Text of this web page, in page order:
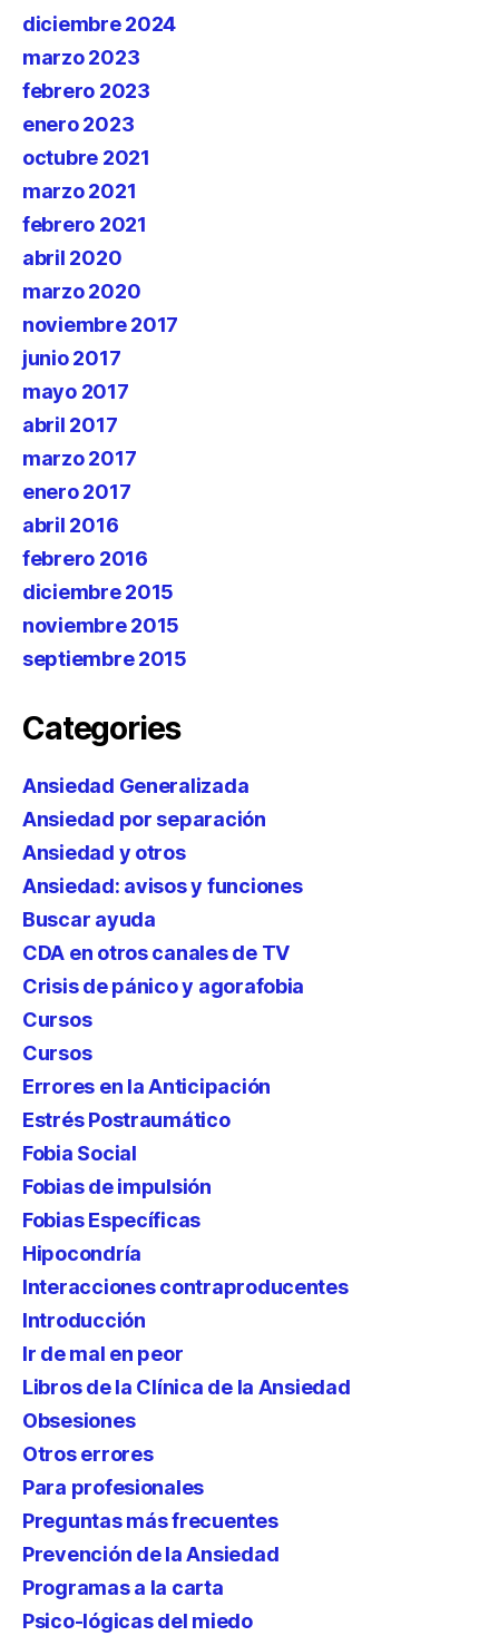
diciembre 2024
marzo 2023
febrero 2023
enero 2023
octubre 2021
marzo 2021
febrero 2021
abril 2020
marzo 2020
noviembre 2017
junio 2017
mayo 2017
abril 2017
marzo 2017
enero 2017
abril 2016
febrero 2016
diciembre 2015
noviembre 2015
septiembre 2015
Categories
Ansiedad Generalizada
Ansiedad por separación
Ansiedad y otros
Ansiedad: avisos y funciones
Buscar ayuda
CDA en otros canales de TV
Crisis de pánico y agorafobia
Cursos
Cursos
Errores en la Anticipación
Estrés Postraumático
Fobia Social
Fobias de impulsión
Fobias Específicas
Hipocondría
Interacciones contraproducentes
Introducción
Ir de mal en peor
Libros de la Clínica de la Ansiedad
Obsesiones
Otros errores
Para profesionales
Preguntas más frecuentes
Prevención de la Ansiedad
Programas a la carta
Psico-lógicas del miedo